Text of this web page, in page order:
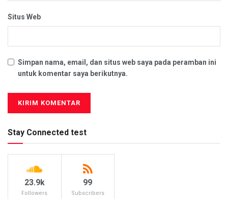
Situs Web
Simpan nama, email, dan situs web saya pada peramban ini
untuk komentar saya berikutnya.
Stay Connected test
23.9k
Followers
99
Subscribers